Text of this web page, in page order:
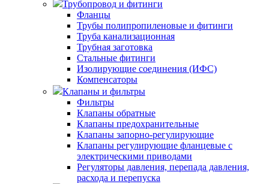
Трубопровод и фитинги
Фланцы
Трубы полипропиленовые и фитинги
Труба канализационная
Трубная заготовка
Стальные фитинги
Изолирующие соединения (ИФС)
Компенсаторы
Клапаны и фильтры
Фильтры
Клапаны обратные
Клапаны предохранительные
Клапаны запорно-регулирующие
Клапаны регулирующие фланцевые с
электрическими приводами
Регуляторы давления, перепада давления,
расхода и перепуска